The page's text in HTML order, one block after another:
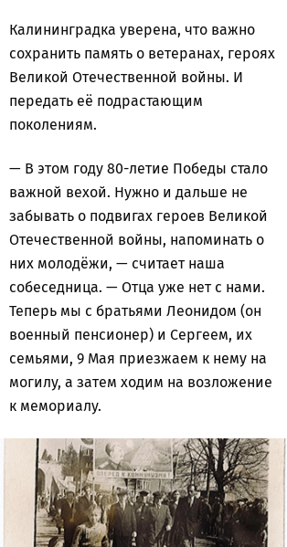
Калининградка уверена, что важно
сохранить память о ветеранах, героях
Великой Отечественной войны. И
передать её подрастающим
поколениям.
— В этом году 80-летие Победы стало
важной вехой. Нужно и дальше не
забывать о подвигах героев Великой
Отечественной войны, напоминать о
них молодёжи, — считает наша
собеседница. — Отца уже нет с нами.
Теперь мы с братьями Леонидом (он
военный пенсионер) и Сергеем, их
семьями, 9 Мая приезжаем к нему на
могилу, а затем ходим на возложение
к мемориалу.